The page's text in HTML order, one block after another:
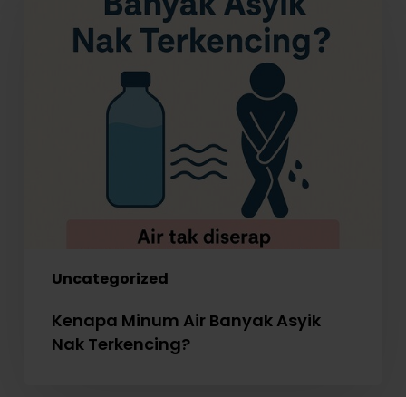
Uncategorized
Kenapa Minum Air Banyak Asyik
Nak Terkencing?